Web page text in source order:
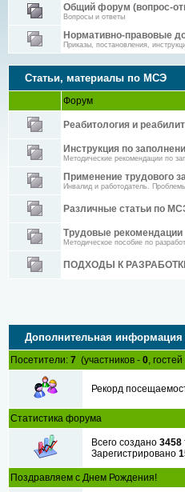
Общий форум (вопрос-
Вопросы и ответы
Нормативно-правовые
Приказы, постановления,
Статьи, материалы по МСЭ
Форум
Реабитология и
Инструкция по
Методические рекомендации по
Применение трудового
Инвалид и работодатель.
Различные статьи по
Трудовые
Методическое пособие по
ПОДХОДЫ К
Дополнительная информация
Посетители: 7 (участников - 0, гостей
Рекорд
Статистика форума
Всего создано 3458
Зарегистрировано
Поздравляем с Днем Рождения!